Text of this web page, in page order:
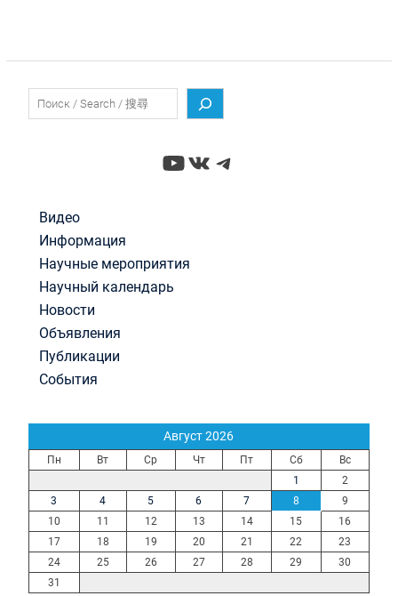
YouTube
ВКонтакте
Telegram
Видео
Информация
Научные мероприятия
Научный календарь
Новости
Объявления
Публикации
События
Август 2026
Пн Вт Ср Чт Пт Сб
Вс
1
2
3
4 5 6 7 8
9
10
11 12 13 14 15
16
17
18 19 20 21 22
23
24
25 26 27 28 29
30
31